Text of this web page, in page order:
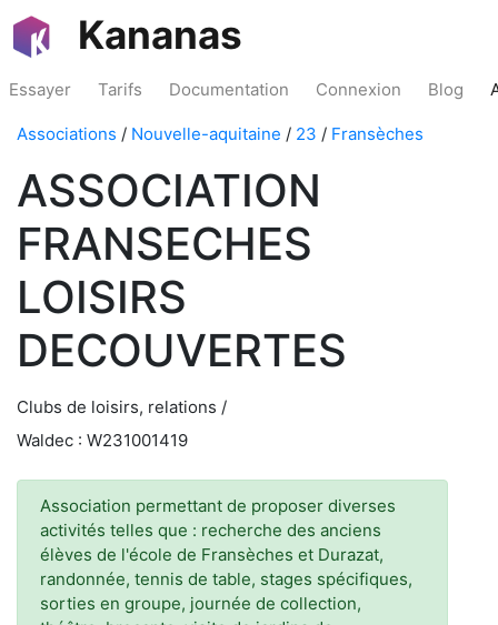
Kananas
Essayer Tarifs Documentation Connexion Blog
Associations / Nouvelle-aquitaine / 23 / Fransèches
ASSOCIATION
FRANSECHES
LOISIRS
DECOUVERTES
Clubs de loisirs, relations /
Waldec : W231001419
Association permettant de proposer diverses
activités telles que : recherche des anciens
élèves de l'école de Fransèches et Durazat,
randonnée, tennis de table, stages spécifiques,
sorties en groupe, journée de collection,